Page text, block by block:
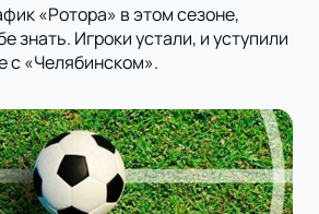
«Ротора» в этом сезоне,
знать. Игроки устали, и уступили
с «Челябинском».